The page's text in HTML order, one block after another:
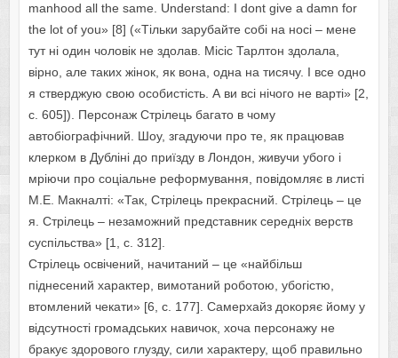
manhood all the same. Understand: I dont give a damn for
the lot of you» [8] («Тільки зарубайте собі на носі – мене
тут ні один чоловік не здолав. Місіс Тарлтон здолала,
вірно, але таких жінок, як вона, одна на тисячу. І все одно
я стверджую свою особистість. А ви всі нічого не варті» [2,
с. 605]). Персонаж Стрілець багато в чому
автобіографічний. Шоу, згадуючи про те, як працював
клерком в Дубліні до приїзду в Лондон, живучи убого і
мріючи про соціальне реформування, повідомляє в листі
М.Е. Макналті: «Так, Стрілець прекрасний. Стрілець – це
я. Стрілець – незаможний представник середніх верств
суспільства» [1, c. 312].
Стрілець освічений, начитаний – це «найбільш
піднесений характер, вимотаний роботою, убогістю,
втомлений чекати» [6, c. 177]. Самерхайз докоряє йому у
відсутності громадських навичок, хоча персонажу не
бракує здорового глузду, сили характеру, щоб правильно